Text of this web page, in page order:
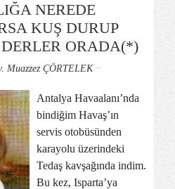
NEREDE
KUŞ DURUP
ORADA(*)
Muazzez ÇÖRTELEK~
Antalya Havaalanı’nda
bindiğim Havaş’ın
servis otobüsünden
karayolu üzerindeki
Tedaş kavşağında indim.
Bu kez, Isparta’ya